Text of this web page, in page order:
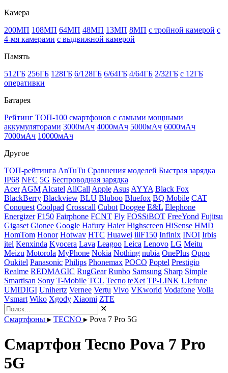
Камера
200МП 108МП 64МП 48МП 13МП 8МП с тройной камерой с
4-мя камерами с выдвижной камерой
Память
512ГБ 256ГБ 128ГБ 6/128ГБ 6/64ГБ 4/64ГБ 2/32ГБ с 12ГБ
оперативки
Батарея
Рейтинг ТОП-100 смартфонов с самыми мощными
аккумуляторами 3000мАч 4000мАч 5000мАч 6000мАч
7000мАч 10000мАч
Другое
ТОП-рейтинга AnTuTu Сравнения моделей Быстрая зарядка
IP68 NFC 5G Беспроводная зарядка
Acer AGM Alcatel AllCall Apple Asus AYYA Black Fox
BlackBerry Blackview BLU Bluboo Bluefox BQ Mobile CAT
Conquest Coolpad Crosscall Cubot Doogee E&L Elephone
Energizer F150 Fairphone FCNT Fly FOSSiBOT FreeYond Fujitsu
Gigaset Gionee Google Hafury Haier Highscreen HiSense HMD
HomTom Honor Hotwav HTC Huawei iiiF150 Infinix INOI Irbis
itel Kenxinda Kyocera Lava Leagoo Leica Lenovo LG Meitu
Meizu Motorola MyPhone Nokia Nothing nubia OnePlus Oppo
Oukitel Panasonic Philips Phonemax POCO Poptel Prestigio
Realme REDMAGIC RugGear Runbo Samsung Sharp Simple
Smartisan Sony T-Mobile TCL Tecno teXet TP-LINK Ulefone
UMIDIGI Unihertz Vernee Vertu Vivo VKworld Vodafone Volla
Vsmart Wiko Xgody Xiaomi ZTE
✕
Смартфоны ▸ TECNO ▸ Pova 7 Pro 5G
Смартфон Tecno Pova 7 Pro
5G